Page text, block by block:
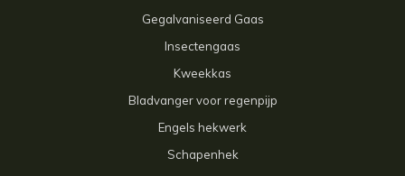
Gegalvaniseerd Gaas
Insectengaas
Kweekkas
Bladvanger voor regenpijp
Engels hekwerk
Schapenhek